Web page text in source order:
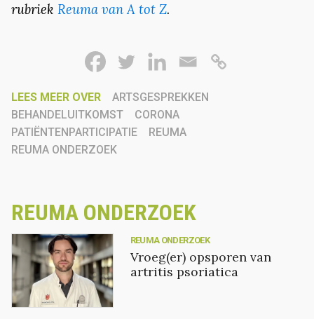
rubriek Reuma van A tot Z.
LEES MEER OVER
ARTSGESPREKKEN
BEHANDELUITKOMST
CORONA
PATIËNTENPARTICIPATIE
REUMA
REUMA ONDERZOEK
REUMA ONDERZOEK
REUMA ONDERZOEK
Vroeg(er) opsporen van
artritis psoriatica